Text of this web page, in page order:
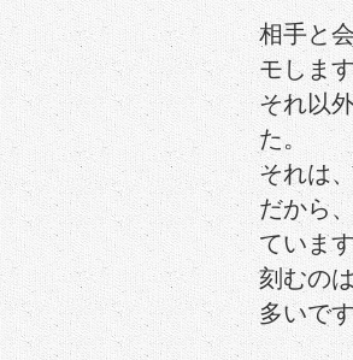
相手と
モしま
それ以
た。
それは
だから
ていま
刻むの
多いで